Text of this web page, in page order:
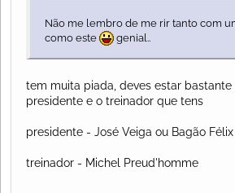
Não me lembro de me rir tanto com
como este
genial..
tem muita piada, deves estar
presidente e o treinador que tens
presidente - José Veiga ou Bagão Félix
treinador - Michel Preud'homme